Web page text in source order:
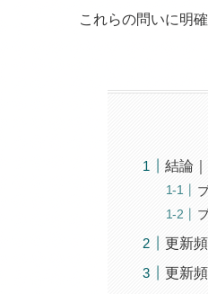
これらの問いに明
結論
更新
更新